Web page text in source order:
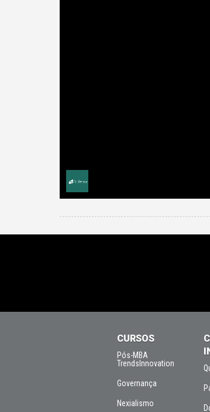
CURSOS
Pós-MBA
TrendsInnovation
Governança
Nexialismo